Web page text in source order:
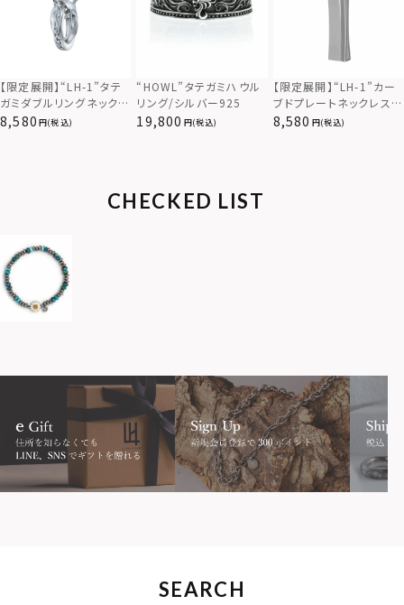
【限定展開】“LH-1”タテ
ガミダブルリングネックレ
ス（ツイスト/シルバー）/
8,580 (税込)
“HOWL”タテガミハウル
リング/シルバー925
19,800 (税込)
【限定展開】“LH-1”カー
ブドプレートネックレス/
サージカルステンレス（金
8,580 (税込)
CHECKED LIST
SEARCH